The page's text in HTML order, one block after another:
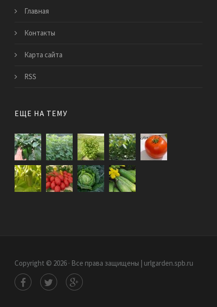
Главная
Контакты
Карта сайта
RSS
ЕЩЕ НА ТЕМУ
Copyright © 2026 · Все права защищены | urlgarden.spb.ru